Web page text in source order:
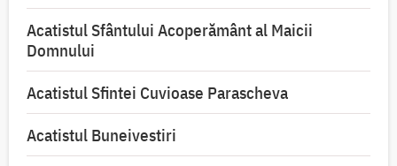
Acatistul Sfântului Acoperământ al Maicii
Domnului
Acatistul Sfintei Cuvioase Parascheva
Acatistul Buneivestiri